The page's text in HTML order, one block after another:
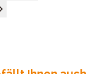
Rahmen